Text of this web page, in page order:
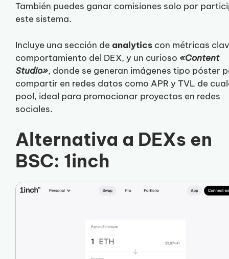
También puedes ganar comisiones solo por
este sistema.
Incluye una sección de analytics con métricas
comportamiento del DEX, y un curioso «Content
Studio», donde se generan imágenes tipo póster
compartir en redes datos como APR y TVL de
pool, ideal para promocionar proyectos en redes
sociales.
Alternativa a DEXs en
BSC: 1inch